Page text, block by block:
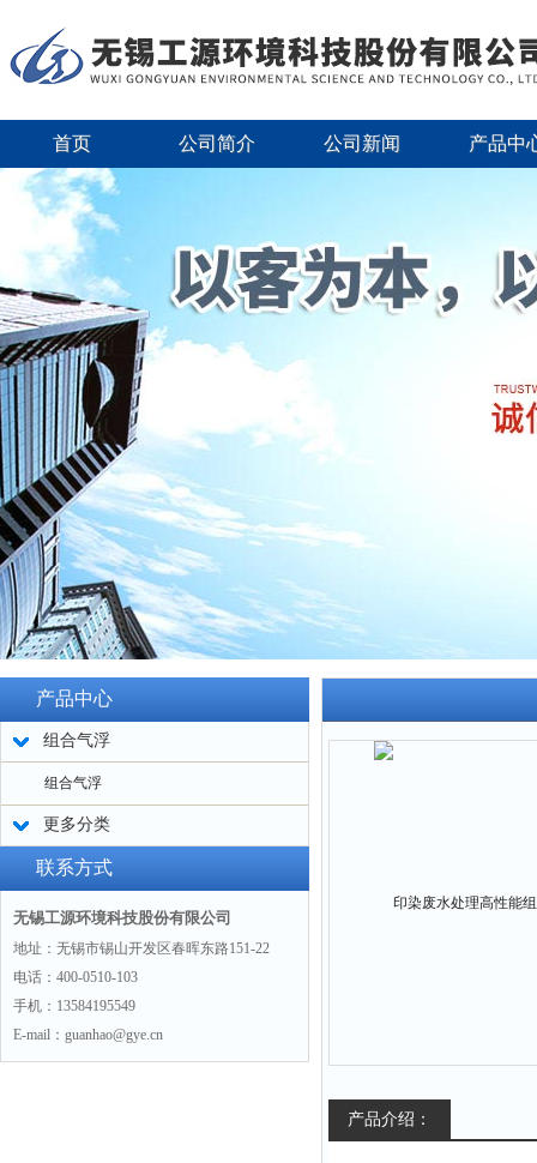
首页 公司简介 公司新闻 产品中
产品中心
组合气浮
组合气浮
更多分类
联系方式
无锡工源环境科技股份有限公司
地址：无锡市锡山开发区春晖东路151-22
电话：400-0510-103
手机：13584195549
E-mail：guanhao@gye.cn
产品介绍：